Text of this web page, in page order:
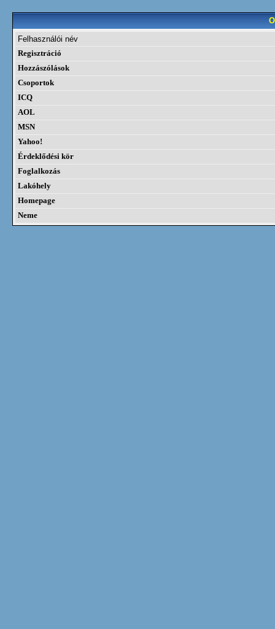
Felhasználói név
Regisztráció
Hozzászólások
Csoportok
ICQ
AOL
MSN
Yahoo!
Érdeklődési kör
Foglalkozás
Lakóhely
Homepage
Neme